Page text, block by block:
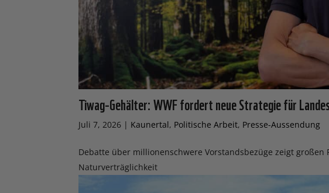
Tiwag-Gehälter: WWF fordert neue Strategie für
Juli 7, 2026 | Kaunertal, Politische Arbeit, Presse-Aussendung
Debatte über millionenschwere Vorstandsbezüge zeigt
Naturverträglichkeit